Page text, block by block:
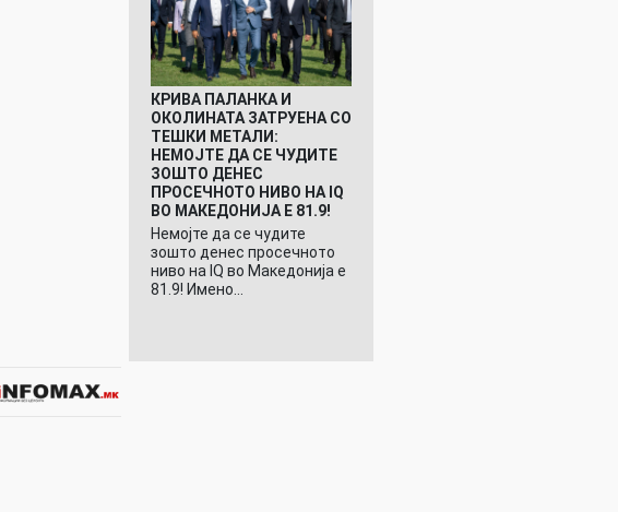
КРИВА ПАЛАНКА И
ОКОЛИНАТА ЗАТРУЕНА СО
ТЕШКИ МЕТАЛИ:
НЕМОЈТЕ ДА СЕ ЧУДИТЕ
ЗОШТО ДЕНЕС
ПРОСЕЧНОТО НИВО НА IQ
ВО МАКЕДОНИЈА Е 81.9!
Немојте да се чудите
зошто денес просечното
ниво на IQ во Македонија е
81.9! Имено…